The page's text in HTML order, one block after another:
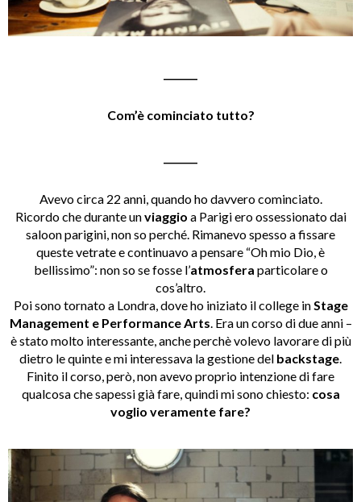
Com’è cominciato tutto?
Avevo circa 22 anni, quando ho davvero cominciato.
Ricordo che durante unviaggio a Parigi ero ossessionato dai
saloon parigini, non so perché. Rimanevo spesso a fissare
queste vetrate e continuavo a pensare “Oh mio Dio, è
bellissimo”: non so se fosse l’atmosfera particolare o
cos’altro.
Poi sono tornato a Londra, dove ho iniziato il college in Stage
Management e Performance Arts . Era un corso di due anni –
è stato molto interessante, anche perchè volevo lavorare di più
dietro le quinte e mi interessava la gestione del backstage
Finito il corso, però, non avevo proprio intenzione di fare
qualcosa che sapessi già fare, quindi mi sono chiesto: cosa
voglio veramente fare?